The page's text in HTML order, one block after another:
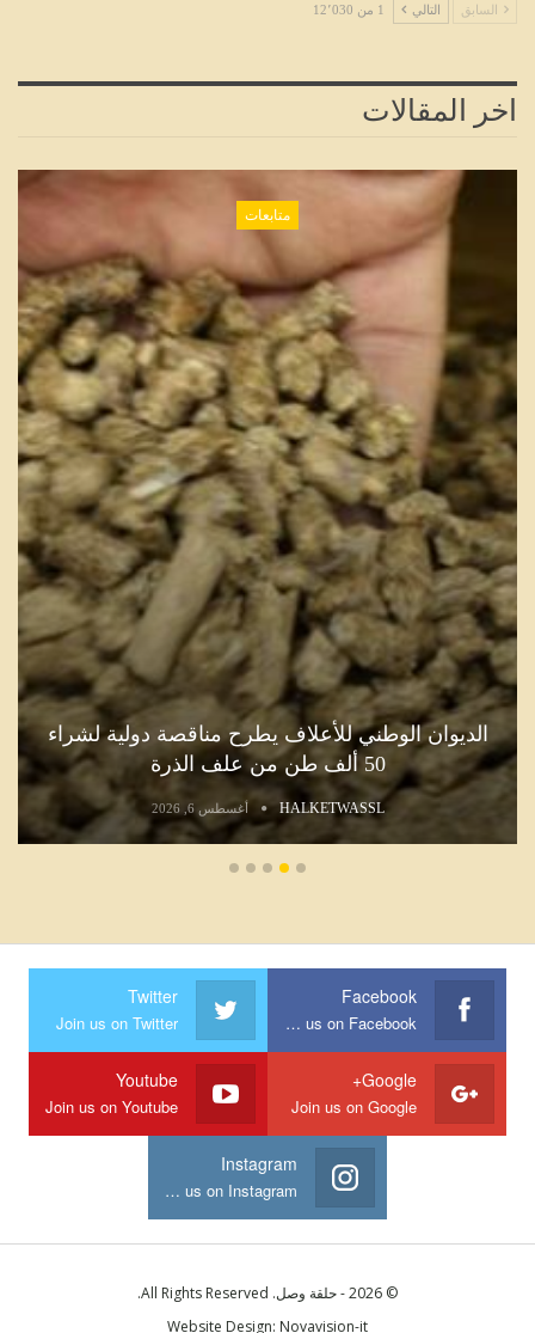
السابق التالي 1 من 12٬030
اخر المقالات
متابعات
الديوان الوطني للأعلاف يطرح مناقصة دولية لشراء
50 ألف طن من علف الذرة
HALKETWASSL أغسطس 6, 2026
Facebook
Join us on Facebook
Twitter
Join us on Twitter
Google+
Join us on Google
Youtube
Join us on Youtube
Instagram
Join us on Instagram
© 2026 - حلقة وصل. All Rights Reserved.
Website Design: Novavision-it